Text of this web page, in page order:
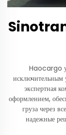
Haocargo
исключительным
экспертная
оформлением,
груза через
надежные